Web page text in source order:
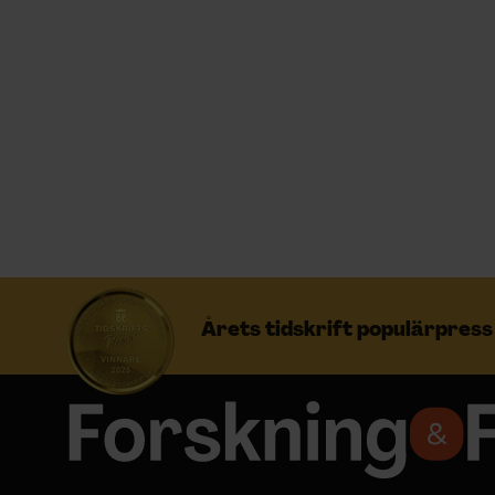
Årets tidskrift populärpress
NYHETSBREV
ÄMNEN
ARKIV & E-TIDNING
LYSSNA/PODD